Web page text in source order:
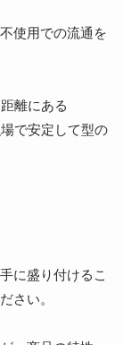
使用での流通を
離にある
で安定して型の
に盛り付けるこ
さい。